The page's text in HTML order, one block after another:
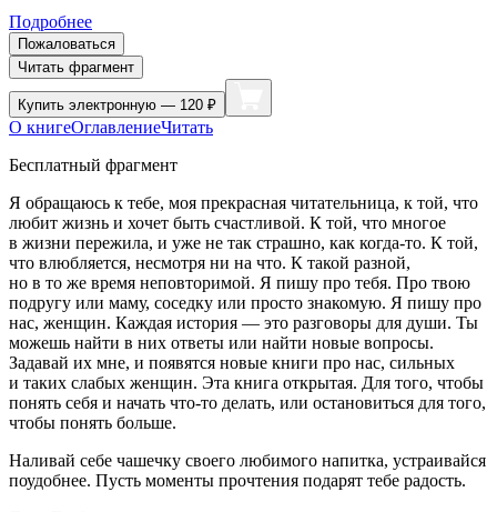
Подробнее
Пожаловаться
Читать фрагмент
Купить электронную — 120 ₽
О книгеОглавлениеЧитать
Бесплатный фрагмент
Я обращаюсь к тебе, моя прекрасная читательница, к той, что
любит жизнь и хочет быть счастливой. К той, что многое
в жизни пережила, и уже не так страшно, как когда-то. К той,
что влюбляется, несмотря ни на что. К такой разной,
но в то же время неповторимой. Я пишу про тебя. Про твою
подругу или маму, соседку или просто знакомую. Я пишу про
нас, женщин. Каждая история — это разговоры для души. Ты
можешь найти в них ответы или найти новые вопросы.
Задавай их мне, и появятся новые книги про нас, сильных
и таких слабых женщин. Эта книга открытая. Для того, чтобы
понять себя и начать что-то делать, или остановиться для того,
чтобы понять больше.
Наливай себе чашечку своего любимого напитка, устраивайся
поудобнее. Пусть моменты прочтения подарят тебе радость.